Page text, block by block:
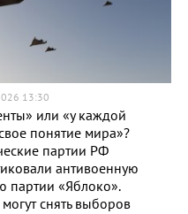
13:30
или «у каждой
понятие мира»?
партии РФ
антивоенную
партии «Яблоко».
снять выборов